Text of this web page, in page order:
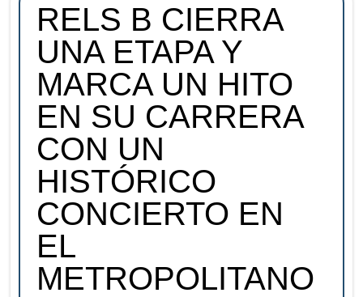
RELS B CIERRA
UNA ETAPA Y
MARCA UN HITO
EN SU CARRERA
CON UN
HISTÓRICO
CONCIERTO EN
EL
METROPOLITANO